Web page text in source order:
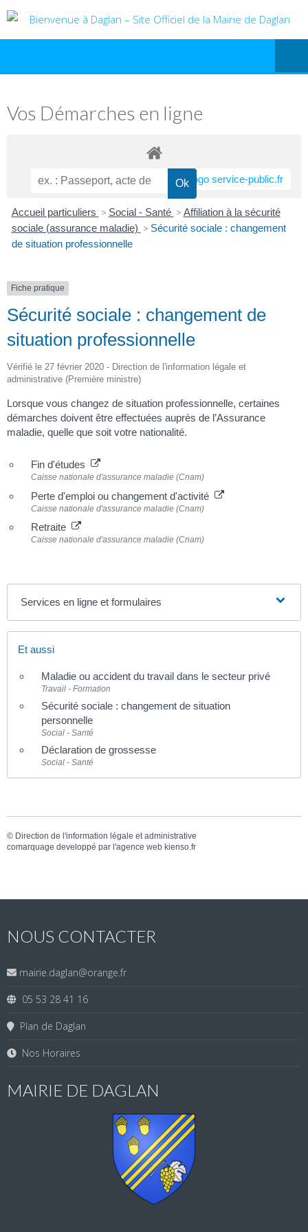
Vos Démarches en ligne
Accueil particuliers > Social - Santé > Affiliation à la sécurité
sociale (assurance maladie) > Sécurité sociale : changement
de situation professionnelle
Fiche pratique
Sécurité sociale : changement de
situation professionnelle
Vérifié le 27 février 2020 - Direction de l'information légale et
administrative (Première ministre)
Lorsque vous changez de situation professionnelle, certaines
démarches doivent être effectuées auprès de l’Assurance
maladie, quelle que soit votre nationalité.
Fin d'études
Caisse nationale d'assurance maladie (Cnam)
Perte d'emploi ou changement d'activité
Caisse nationale d'assurance maladie (Cnam)
Retraite
Caisse nationale d'assurance maladie (Cnam)
Services en ligne et formulaires
Et aussi
Maladie ou accident du travail dans le secteur privé
Travail - Formation
Sécurité sociale : changement de situation
personnelle
Social - Santé
Déclaration de grossesse
Social - Santé
© Direction de l'information légale et administrative
comarquage developpé par l'agence web kienso.fr
NOUS CONTACTER
mairie.daglan@orange.fr
05 53 28 41 16
Plan de Daglan
Nos Horaires
MAIRIE DE DAGLAN